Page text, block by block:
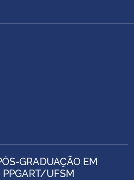
GRADUAÇÃO EM
PPGART/UFSM